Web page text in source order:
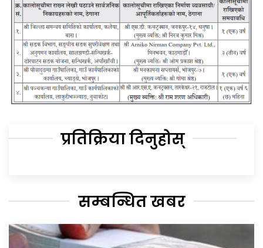
प्रतिक्रिया दिनुहोस्
सम्बन्धित खबर